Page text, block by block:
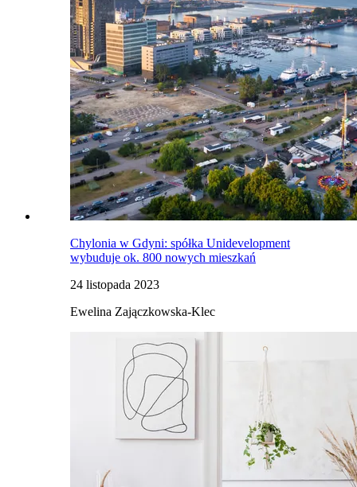
Chylonia w Gdyni: spółka Unidevelopment
wybuduje ok. 800 nowych mieszkań
24 listopada 2023
Ewelina Zajączkowska-Klec